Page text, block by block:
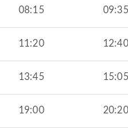
08:15 09:35
11:20 12:40
13:45 15:05
19:00 20:20